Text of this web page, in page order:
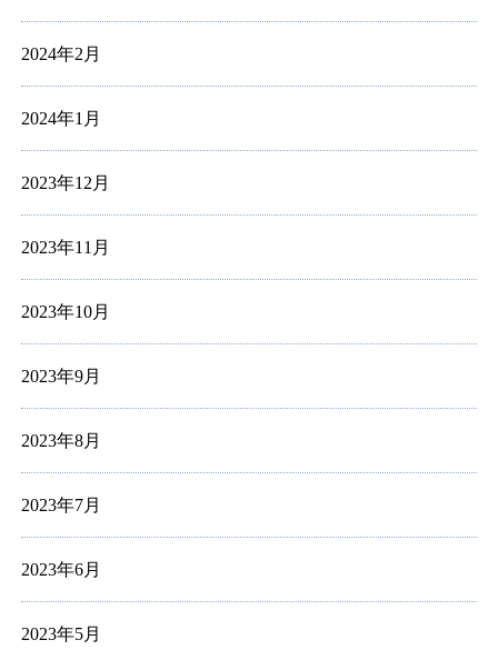
2024年2月
2024年1月
2023年12月
2023年11月
2023年10月
2023年9月
2023年8月
2023年7月
2023年6月
2023年5月